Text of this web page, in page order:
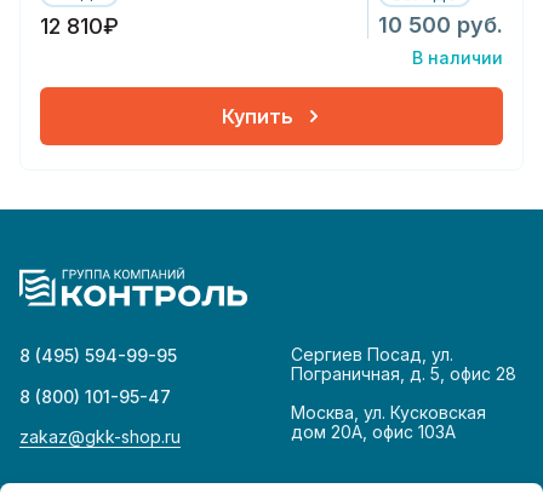
12 810₽ 10 500 руб.
В наличии
Купить
8 (495) 594-99-95
8 (800) 101-95-47
zakaz@gkk-shop.ru
Сергиев Посад, ул.
Пограничная, д. 5, офис 28
Москва, ул. Кусковская
дом 20А, офис 103А